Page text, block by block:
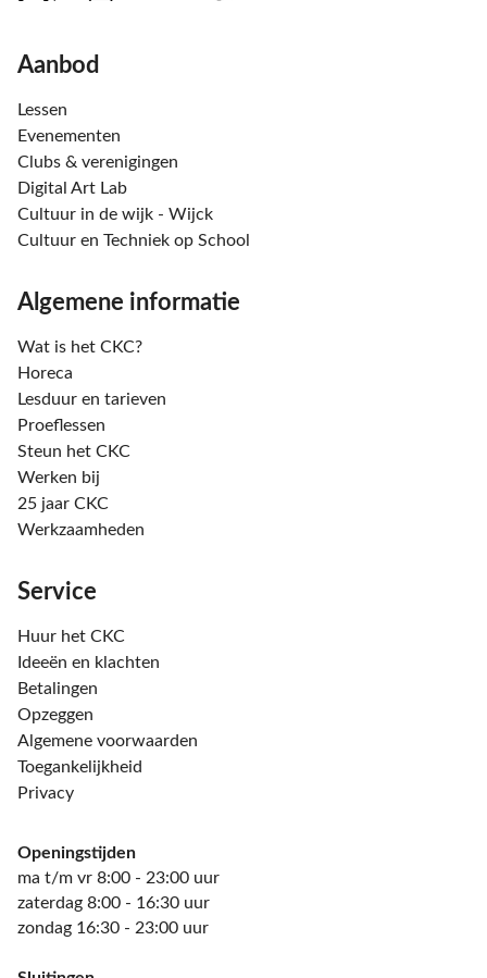
Aanbod
Lessen
Evenementen
Clubs & verenigingen
Digital Art Lab
Cultuur in de wijk - Wijck
Cultuur en Techniek op School
Algemene informatie
Wat is het CKC?
Horeca
Lesduur en tarieven
Proeflessen
Steun het CKC
Werken bij
25 jaar CKC
Werkzaamheden
Service
Huur het CKC
Ideeën en klachten
Betalingen
Opzeggen
Algemene voorwaarden
Toegankelijkheid
Privacy
Openingstijden
ma t/m vr 8:00 - 23:00 uur
zaterdag 8:00 - 16:30 uur
zondag 16:30 - 23:00 uur